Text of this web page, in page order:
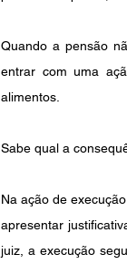
Quando a pensão
entrar com uma
alimentos.
Sabe qual a
Na ação de
apresentar
juiz, a execução